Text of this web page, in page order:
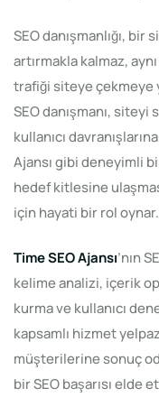
SEO danışmanlığı,
artırmakla kalmaz,
trafiği siteye
SEO danışmanı,
kullanıcı
Ajansı gibi deneyimli
hedef kitlesine
için hayati bir rol oynar.
Time SEO Ajansı’nın
kelime analizi, içerik
kurma ve kullanıcı
kapsamlı hizmet
müşterilerine sonuç
bir SEO başarısı elde